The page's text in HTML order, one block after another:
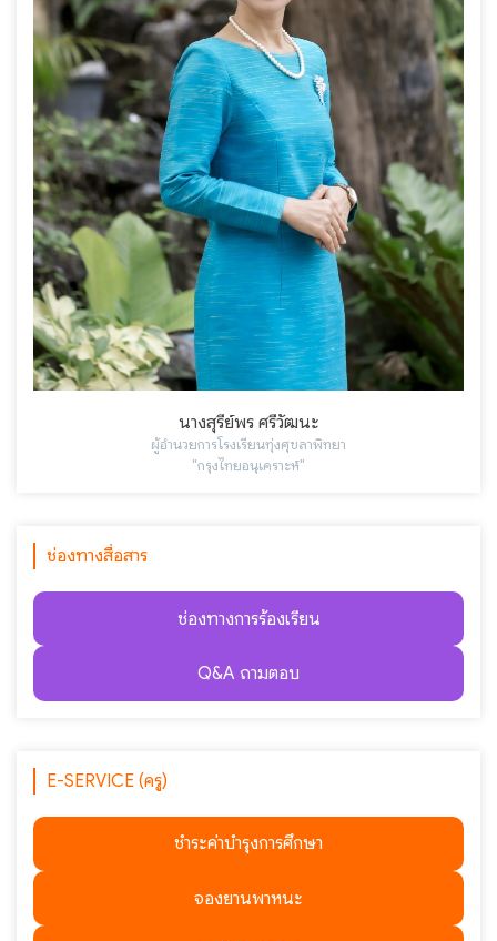
นางสุรีย์พร ศรีวัฒนะ
ผู้อำนวยการโรงเรียนทุ่งศุขลาพิทยา
"กรุงไทยอนุเคราะห์"
ช่องทางสื่อสาร
ช่องทางการร้องเรียน
Q&A ถามตอบ
E-SERVICE (ครู)
ชำระค่าบำรุงการศึกษา
จองยานพาหนะ